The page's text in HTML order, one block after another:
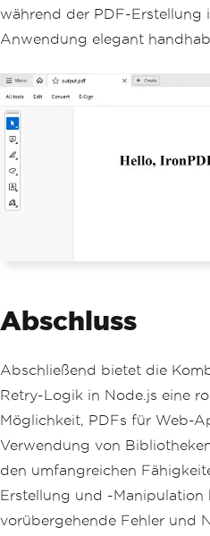
während der PDF-Erstellung
Anwendung elegant
Abschluss
Abschließend bietet die
Retry-Logik in Node.js eine
Möglichkeit, PDFs für Web-
Verwendung von
den umfangreichen
Erstellung und -Manipulation
vorübergehende Fehler und